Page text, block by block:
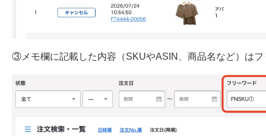
③メモ欄に記載した内容（SKUやASIN、商品名など）は